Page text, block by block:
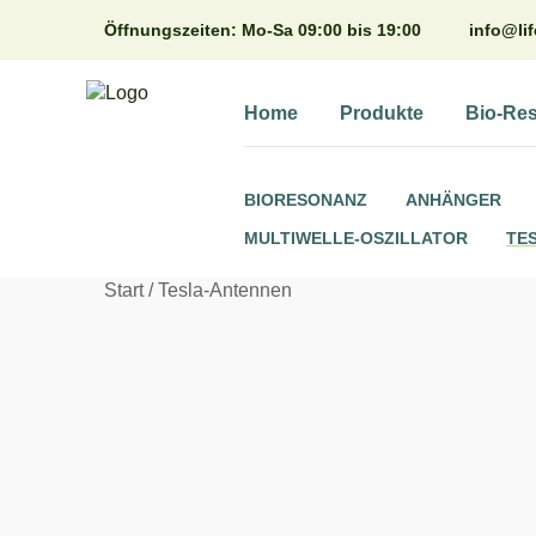
springen
Öffnungszeiten: Mo-Sa 09:00 bis 19:00
Home Produkte Bio-
BIORESONANZ
ANHÄNGER
MULTIWELLE-OSZILLATOR
Start/Tesla-Antennen